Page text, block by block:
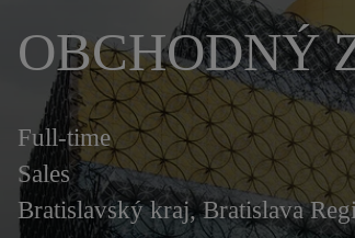
OBCHODNÝ
Full-time
Sales
Bratislavský kraj, Bratislava